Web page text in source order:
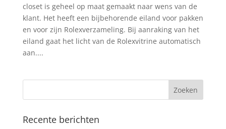
closet is geheel op maat gemaakt naar wens van de
klant. Het heeft een bijbehorende eiland voor pakken
en voor zijn Rolexverzameling. Bij aanraking van het
eiland gaat het licht van de Rolexvitrine automatisch
aan....
Recente berichten